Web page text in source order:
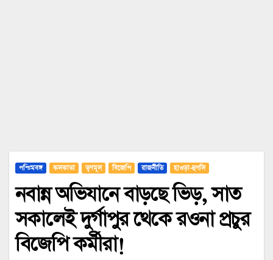
পশ্চিমবঙ্গ কলকাতা তৃণমূল বিজেপি রাজনীতি হাওড়া-হুগলি
নবান্ন অভিযানে বাড়ছে ভিড়, সাত
সকালেই দুর্গাপুর থেকে রওনা প্রচুর
বিজেপি কর্মীরা!